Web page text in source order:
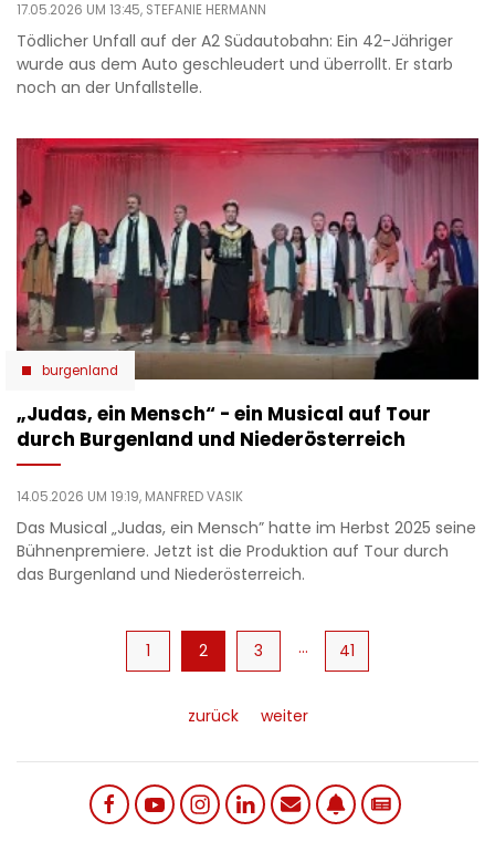
17.05.2026 UM 13:45, STEFANIE HERMANN
Tödlicher Unfall auf der A2 Südautobahn: Ein 42-Jähriger
wurde aus dem Auto geschleudert und überrollt. Er starb
noch an der Unfallstelle.
burgenland
„Judas, ein Mensch“ - ein Musical auf Tour
durch Burgenland und Niederösterreich
14.05.2026 UM 19:19, MANFRED VASIK
Das Musical „Judas, ein Mensch” hatte im Herbst 2025 seine
Bühnenpremiere. Jetzt ist die Produktion auf Tour durch
das Burgenland und Niederösterreich.
Seitennummerierung
1
Aktuelle
Seite
2 Page
3 … 41
zurück weiter